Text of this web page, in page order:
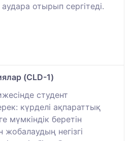
отырып сергітеді.
(CLD-1)
студент
күрделі ақпараттық
мүмкіндік беретін
негізгі